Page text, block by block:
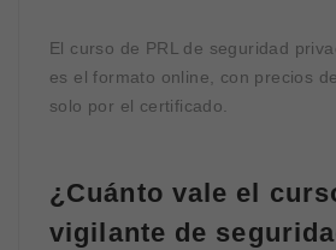
El curso de PRL de seguridad
es el formato online, con precios
solo por el certificado.
¿Cuánto vale el
vigilante de